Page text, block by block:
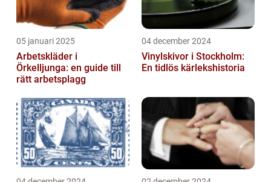
05 januari 2025
Arbetskläder i
Örkelljunga: en guide till
rätt arbetsplagg
04 december 2024
Vinylskivor i Stockholm:
En tidlös kärlekshistoria